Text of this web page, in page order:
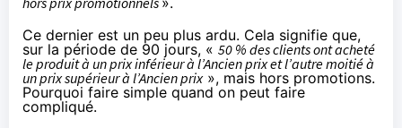
Ce dernier est un peu plus ardu. Cela signifie que,
sur la période de 90 jours, « 50 % des clients ont acheté
le produit à un prix inférieur à l’Ancien prix et l’autre moitié à
un prix supérieur à l’Ancien prix», mais hors promotions.
Pourquoi faire simple quand on peut faire
compliqué.